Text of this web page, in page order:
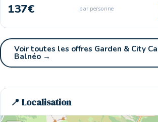
137€ par personne
Voir toutes les offres Garden & City
Balnéo →
📍 Localisation